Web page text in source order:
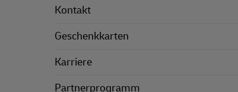
Kontakt
Geschenkkarten
Karriere
Partnerprogramm